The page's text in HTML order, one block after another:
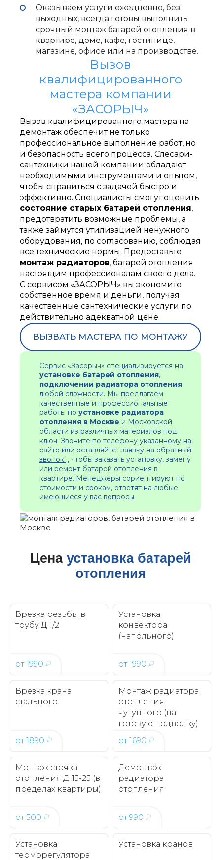
Оказываем услуги ежедневно, без
выходных, всегда готовы выполнить
срочный монтаж батарей отопления в
квартире, доме, кафе, гостинице,
магазине, офисе или на производстве.
Вызов
квалифицированного
мастера компании
«ЗАСОРЫЧ»
Вызов квалифицированного мастера на
демонтаж обеспечит не только
профессиональное выполнение работ, но
и безопасность всего процесса. Слесари-
сантехники нашей компании обладают
необходимыми инструментами и опытом,
чтобы справиться с задачей быстро и
эффективно. Специалисты смогут оценить
состояние старых батарей отопления,
предотвратить возможные проблемы, а
также займутся утилизацией ненужного
оборудования, по согласованию, соблюдая
все технические нормы. Предоставьте
монтаж радиаторов, батарей отопления
настоящим профессионалам своего дела.
С сервисом «ЗАСОРЫЧ» вы экономите
собственное время и деньги, получая
качественные сантехнические услуги по
действительно адекватной цене.
ВЫЗВАТЬ МАСТЕРА ПО МОНТАЖУ
Сервис «Засорыч» специализируется на
установке батарей отопления,
подключении радиатора отопления
любой сложности. Мы предлагаем
качественные и профессиональные
работы по установке радиатора
отопления в Москве и Московской
области из различных материалов под
ключ. Звоните по телефону указанному на
сайте или оставляйте "заявку на обратный
звонок"., чтобы заказать установку, замену
или ремонт батарей отопления в
квартире. Менеджеры сориентируют по
стоимости и срокам, ответят на любые
имеющиеся у вас вопросы.
Цена установка батарей
отопления
Врезка резьбы в
трубу Д 1/2
от1990 ₽
Установка
конвектора
(напольного)
от1990 ₽
Врезка крана
стального
от1890 ₽
Монтаж радиатора
отопления
чугунного (на
готовую подводку)
от1690 ₽
Монтаж стояка
отопления Д 15-25 (в
пределах квартиры)
от500 ₽
Демонтаж
радиатора
отопления
от990 ₽
Установка
терморегулятора
Установка кранов